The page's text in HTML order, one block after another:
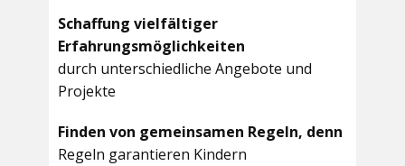
Schaffung vielfältiger
Erfahrungsmöglichkeiten
durch unterschiedliche Angebote und
Projekte
Finden von gemeinsamen Regeln, denn
Regeln garantieren Kindern